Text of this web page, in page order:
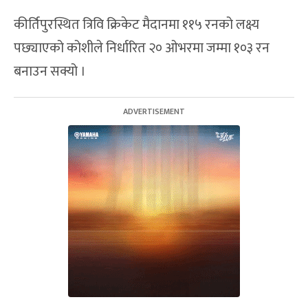
कीर्तिपुरस्थित त्रिवि क्रिकेट मैदानमा ११५ रनको लक्ष्य
पछ्याएको कोशीले निर्धारित २० ओभरमा जम्मा १०३ रन
बनाउन सक्यो ।